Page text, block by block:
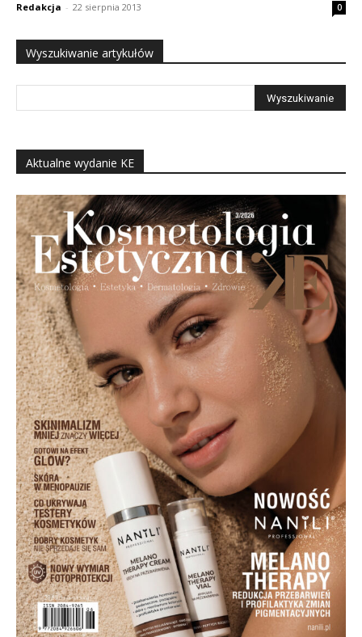
Redakcja - 22 sierpnia 2013 0
Wyszukiwanie artykułów
Aktualne wydanie KE